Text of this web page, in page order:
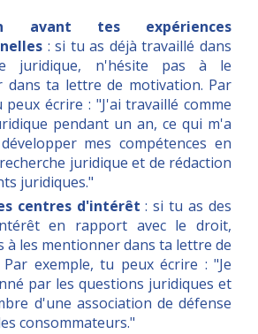
avant tes expériences
: si tu as déjà travaillé dans
juridique, n'hésite pas à le
dans ta lettre de motivation. Par
peux écrire : "J'ai travaillé comme
pendant un an, ce qui m'a
mes compétences en
juridique et de rédaction
juridiques."
centres d'intérêt : si tu as des
en rapport avec le droit,
à les mentionner dans ta lettre de
exemple, tu peux écrire : "Je
par les questions juridiques et
d'une association de défense
consommateurs."